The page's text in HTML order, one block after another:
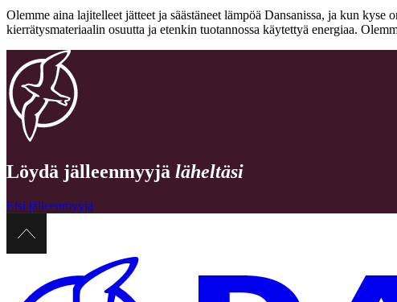
Olemme aina lajitelleet jätteet ja säästäneet lämpöä Dansanissa, ja kun
kierrätysmateriaalin osuutta ja etenkin tuotannossa käytettyä energiaa.
Löydä jälleenmyyjä läheltäsi
Etsi jälleenmyyjä